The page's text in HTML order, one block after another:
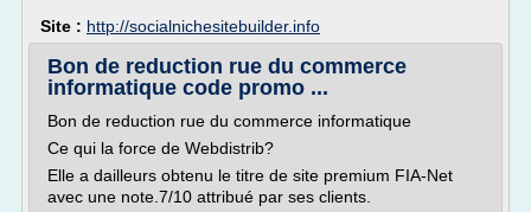
Site : http://socialnichesitebuilder.info
Bon de reduction rue du commerce
informatique code promo ...
Bon de reduction rue du commerce informatique
Ce qui la force de Webdistrib?
Elle a dailleurs obtenu le titre de site premium FIA-Net
avec une note.7/10 attribué par ses clients.